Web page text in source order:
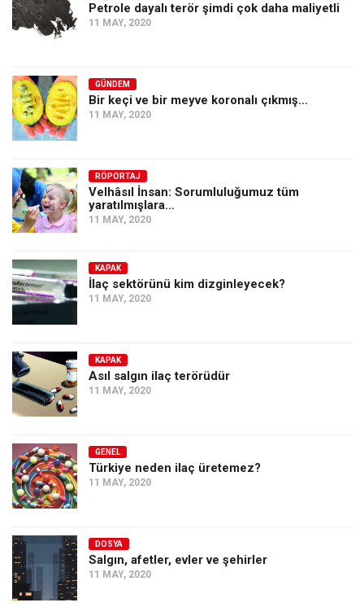
Petrole dayalı terör şimdi çok daha maliyetli
11 MAY, 2020
GÜNDEM
Bir keçi ve bir meyve koronalı çıkmış…
11 MAY, 2020
RÖPORTAJ
Velhâsıl İnsan: Sorumluluğumuz tüm
yaratılmışlara…
11 MAY, 2020
KAPAK
İlaç sektörünü kim dizginleyecek?
11 MAY, 2020
KAPAK
Asıl salgın ilaç terörüdür
11 MAY, 2020
GENEL
Türkiye neden ilaç üretemez?
11 MAY, 2020
DOSYA
Salgın, afetler, evler ve şehirler
11 MAY, 2020